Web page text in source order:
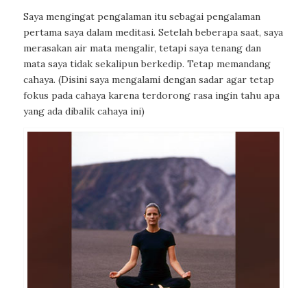
Saya mengingat pengalaman itu sebagai pengalaman
pertama saya dalam meditasi. Setelah beberapa saat, saya
merasakan air mata mengalir, tetapi saya tenang dan
mata saya tidak sekalipun berkedip. Tetap memandang
cahaya. (Disini saya mengalami dengan sadar agar tetap
fokus pada cahaya karena terdorong rasa ingin tahu apa
yang ada dibalik cahaya ini)